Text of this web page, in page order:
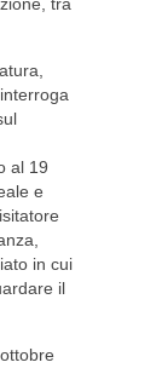
al 19
e
in cui
il